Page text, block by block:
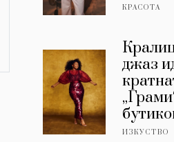
КРАСОТА
джаз
ИЗКУСТВО